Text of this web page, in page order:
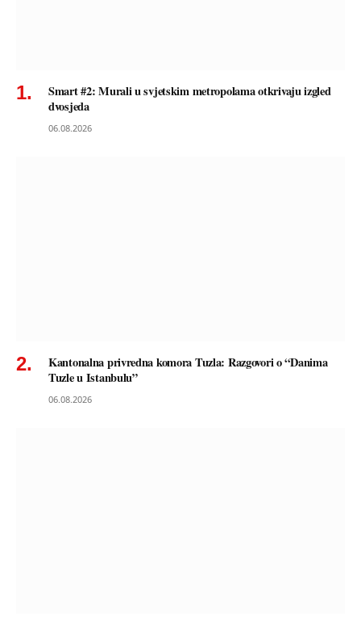
Smart #2: Murali u svjetskim metropolama otkrivaju izgled
dvosjeda
06.08.2026
Kantonalna privredna komora Tuzla: Razgovori o “Danima
Tuzle u Istanbulu”
06.08.2026